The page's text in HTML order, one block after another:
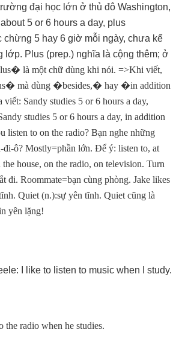
đại học lớn ở thủ đô Washington,
5 or 6 hours a day, plus
chừng 5 hay 6 giờ mỗi ngày, chưa kể
lớp. Plus (prep.) nghĩa là cộng thêm; ở
� là một chữ dùng khi nói. =>Khi viết,
� mà dùng �besides,� hay �in addition
viết: Sandy studies 5 or 6 hours a day,
studies 5 or 6 hours a day, in addition
listen to on the radio? Bạn nghe những
đi-ô? Mostly=phần lớn. Ðể ý: listen to, at
house, on the radio, on television. Turn
đi. Roommate=bạn cùng phòng. Jake likes
Quiet (n.):sự yên tĩnh. Quiet cũng là
yên lặng!
I like to listen to music when I study.
the radio when he studies.